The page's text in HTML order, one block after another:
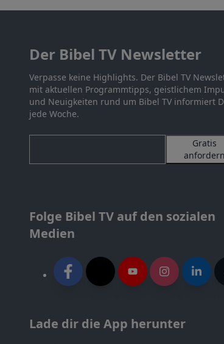
Der Bibel TV Newsletter
Verpasse keine Highlights. Der Bibel TV
mit aktuellen Programmtipps, geistlichem
und Neuigkeiten rund um Bibel TV informiert
jede Woche.
Gratis
anfordern
Folge Bibel TV auf den sozialen
Medien
Lade dir die App herunter